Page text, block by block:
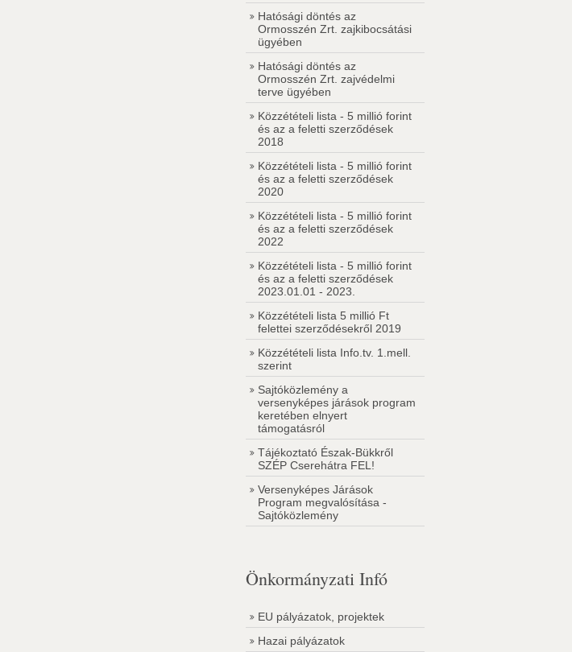
Hatósági döntés az
Ormosszén Zrt. zajkibocsátási
ügyében
Hatósági döntés az
Ormosszén Zrt. zajvédelmi
terve ügyében
Közzétételi lista - 5 millió forint
és az a feletti szerződések
2018
Közzétételi lista - 5 millió forint
és az a feletti szerződések
2020
Közzétételi lista - 5 millió forint
és az a feletti szerződések
2022
Közzétételi lista - 5 millió forint
és az a feletti szerződések
2023.01.01 - 2023.
Közzétételi lista 5 millió Ft
felettei szerződésekről 2019
Közzétételi lista Info.tv. 1.mell.
szerint
Sajtóközlemény a
versenyképes járások program
keretében elnyert
támogatásról
Tájékoztató Észak-Bükkről
SZÉP Cserehátra FEL!
Versenyképes Járások
Program megvalósítása -
Sajtóközlemény
Önkormányzati Infó
EU pályázatok, projektek
Hazai pályázatok